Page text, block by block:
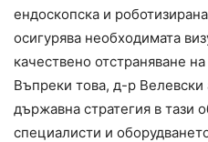
ендоскопска и
осигурява необходимата
качествено отстраняване
Въпреки това, д-р Велевски
държавна стратегия в тази
специалисти и